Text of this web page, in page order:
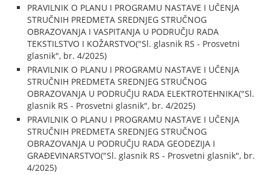
PRAVILNIK O PLANU I PROGRAMU NASTAVE I UČENJA
STRUČNIH PREDMETA SREDNJEG STRUČNOG
OBRAZOVANJA I VASPITANJA U PODRUČJU RADA
TEKSTILSTVO I KOŽARSTVO("Sl. glasnik RS - Prosvetni
glasnik", br. 4/2025)
PRAVILNIK O PLANU I PROGRAMU NASTAVE I UČENJA
STRUČNIH PREDMETA SREDNJEG STRUČNOG
OBRAZOVANJA U PODRUČJU RADA ELEKTROTEHNIKA("Sl.
glasnik RS - Prosvetni glasnik", br. 4/2025)
PRAVILNIK O PLANU I PROGRAMU NASTAVE I UČENJA
STRUČNIH PREDMETA SREDNJEG STRUČNOG
OBRAZOVANJA U PODRUČJU RADA GEODEZIJA I
GRAĐEVINARSTVO("Sl. glasnik RS - Prosvetni glasnik", br.
4/2025)